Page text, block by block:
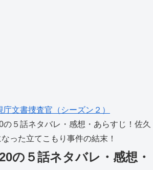
文書捜査官（シーズン２）
の５話ネタバレ・感想・あらすじ！佐久
った立てこもり事件の結末！
の５話ネタバレ・感想・